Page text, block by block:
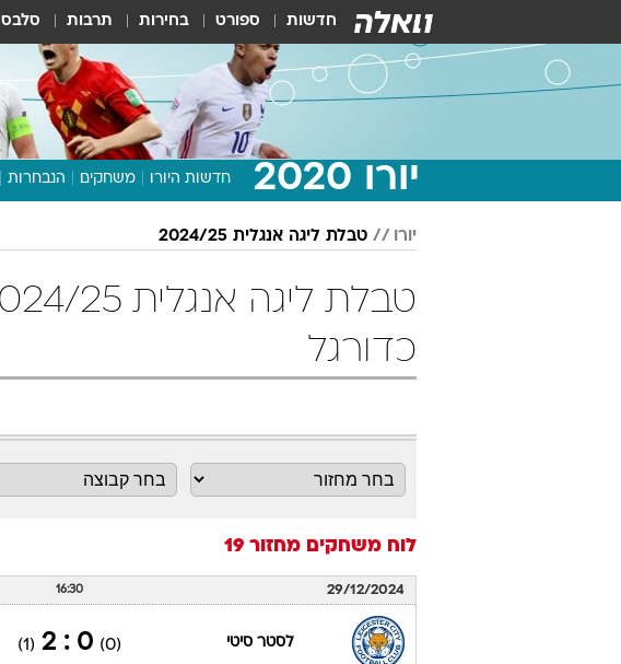
חדשות ספורט בחירות תרבות סלבס
יורו 2020 חדשות היורו משחקים הנבחרות
יורו טבלת ליגה אנגלית 2024/25
כדורגל
לוח משחקים מחזור 19
29/12/2024
16:30
לסטר סיטי (0)
0 : 2
(1)